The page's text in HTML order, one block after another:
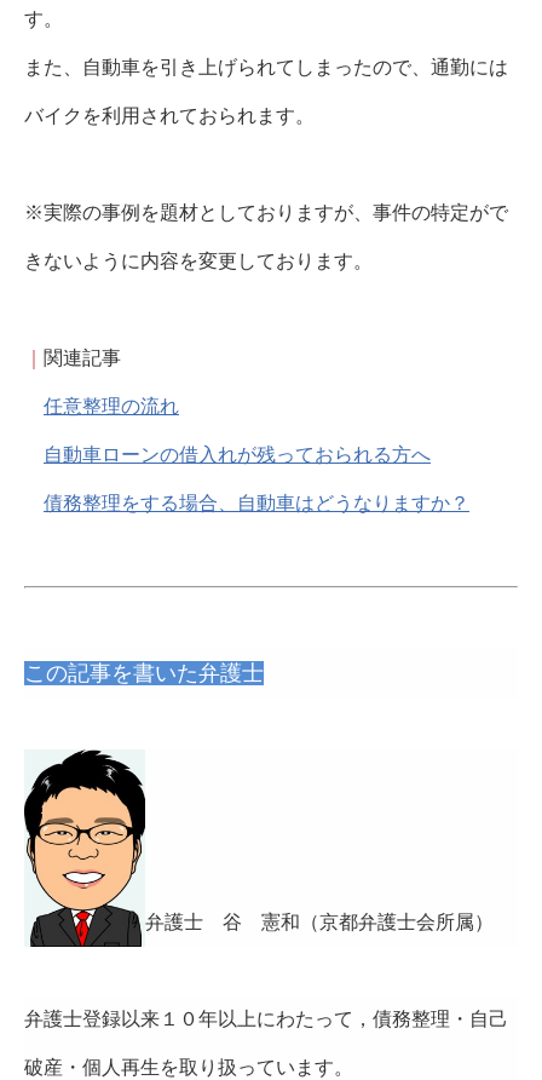
す。
また、自動車を引き上げられてしまったので、通勤には
バイクを利用されておられます。
※実際の事例を題材としておりますが、事件の特定がで
きないように内容を変更しております。
関連記事
任意整理の流れ
自動車ローンの借入れが残っておられる方へ
債務整理をする場合、自動車はどうなりますか？
この記事を書いた弁護士
弁護士 谷 憲和（京都弁護士会所属）
弁護士登録以来１０年以上にわたって，債務整理・自己
破産・個人再生を取り扱っています。